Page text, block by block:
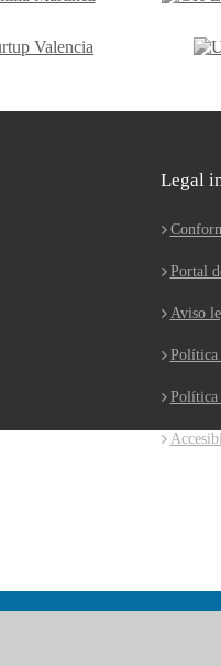
Legal
Portal
Aviso
Política
Política